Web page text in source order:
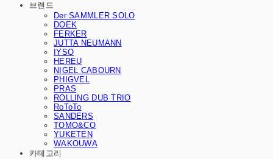
브랜드
Der SAMMLER SOLO
DOEK
FERKER
JUTTA NEUMANN
IYSO
HEREU
NIGEL CABOURN
PHIGVEL
PRAS
ROLLING DUB TRIO
RoToTo
SANDERS
TOMO&CO
YUKETEN
WAKOUWA
카테고리